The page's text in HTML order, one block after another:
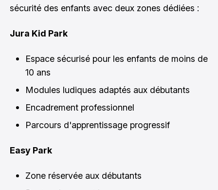
sécurité des enfants avec deux zones dédiées :
Jura Kid Park
Espace sécurisé pour les enfants de moins de
10 ans
Modules ludiques adaptés aux débutants
Encadrement professionnel
Parcours d'apprentissage progressif
Easy Park
Zone réservée aux débutants